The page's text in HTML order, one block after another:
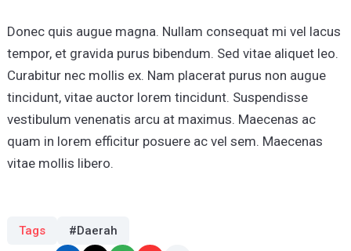
Donec quis augue magna. Nullam consequat mi vel lacus
tempor, et gravida purus bibendum. Sed vitae aliquet leo.
Curabitur nec mollis ex. Nam placerat purus non augue
tincidunt, vitae auctor lorem tincidunt. Suspendisse
vestibulum venenatis arcu at maximus. Maecenas ac
quam in lorem efficitur posuere ac vel sem. Maecenas
vitae mollis libero.
Tags #Daerah